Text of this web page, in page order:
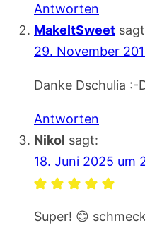
Antworten
MakeItSweet
29. November
Danke Dschulia :-
Antworten
Nikol sagt:
18. Juni 2025 um
Super! 😊